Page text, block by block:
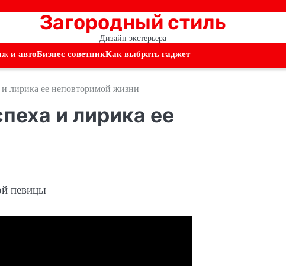
Загородный стиль
Дизайн экстерьера
и автоБизнес советникКак выбрать гаджет
лирика ее неповторимой жизни
и лирика ее